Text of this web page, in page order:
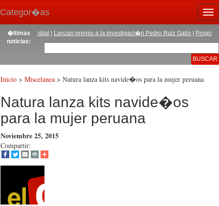
Categor�as
�ltimas
noticias:
mundial |Lanzan premio a la investigaci�n Pedro Ruiz Gallo |Programa de
Inicio > Miscelanea > Natura lanza kits navide�os para la mujer peruana
Natura lanza kits navide�os
para la mujer peruana
Noviembre 25, 2015
Compartir: